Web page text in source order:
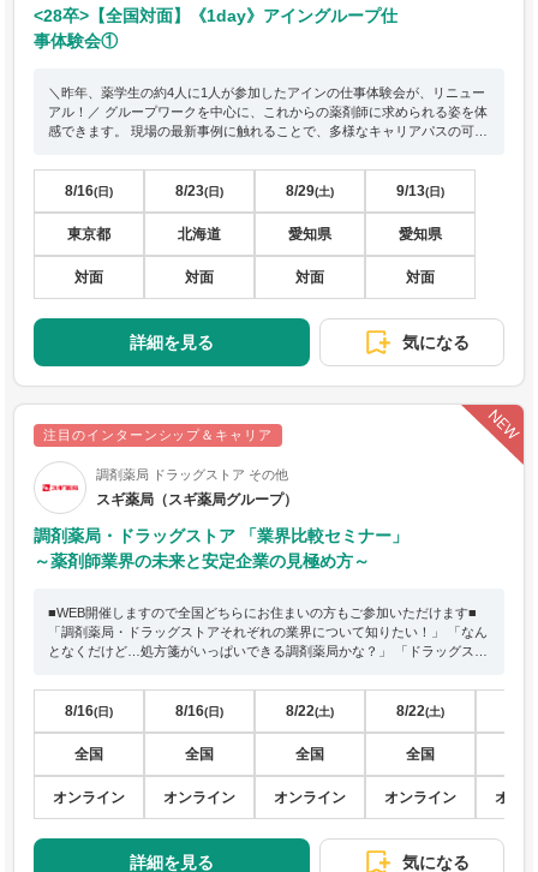
<28卒>【全国対面】《1day》アイングループ仕
事体験会①
＼昨年、薬学生の約4人に1人が参加したアインの仕事体験会が、リニュー
アル！／ グループワークを中心に、これからの薬剤師に求められる姿を体
感できます。 現場の最新事例に触れることで、多様なキャリアパスの可能
参加者限定の特典あり★ ━━━━━━━━━━━━━ 本イベントにご参
加いただいた方限定で、 Francfrancの素敵なノベルティをプレゼント！
8/16(日)
東京都
対面
8/23(日)
北海道
対面
8/29(土)
愛知県
対面
9/13(日)
愛知県
対面
詳細を見る 気になる
注目のインターンシップ＆キャリア
調剤薬局 ドラッグストア その他
スギ薬局（スギ薬局グループ）
調剤薬局・ドラッグストア 「業界比較セミナー」
～薬剤師業界の未来と安定企業の見極め方～
■WEB開催しますので全国どちらにお住まいの方もご参加いただけます■
「調剤薬局・ドラッグストアそれぞれの業界について知りたい！」 「なん
となくだけど…処方箋がいっぱいできる調剤薬局かな？」 「ドラッグスト
際私たちに影響あるのかな？」 薬剤師の業界の仕事について理解を深めた
い方！おススメです！！
8/16(日)
全国
オンライン
8/16(日)
全国
オンライン
8/22(土)
全国
オンライン
8/22(土)
全国
オンライン オン
詳細を見る 気になる